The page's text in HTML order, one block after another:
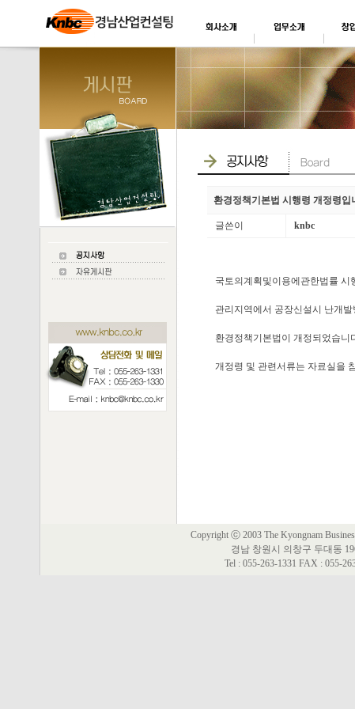
환경정책기본법 시행령 개정령입
글쓴이 knbc
국토의계획및이용에관한법률 시
관리지역에서 공장신설시 난개
환경정책기본법이 개정되었습니
개정령 및 관련서류는 자료실을
Copyright ⓒ 2003 The Kyongnam
경남 창원시 의창구 두대동
Tel : 055-263-1331 FAX : 055-